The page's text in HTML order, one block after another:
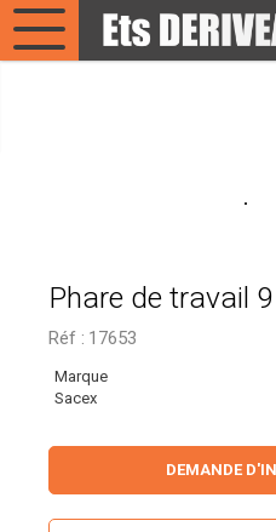
Phare de travail
Réf : 17653
Marque
Sacex
DEMANDE